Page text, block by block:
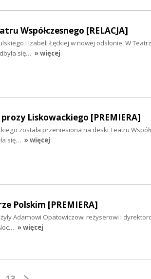
Współczesnego [RELACJA]
i Izabeli Łęckiej w nowej odsłonie. W
się… » więcej
Liskowackiego [PREMIERA]
została przeniesiona na deski Teatru
się… » więcej
Polskim [PREMIERA]
Adamowi Opatowiczowi reżyserowi i
» więcej